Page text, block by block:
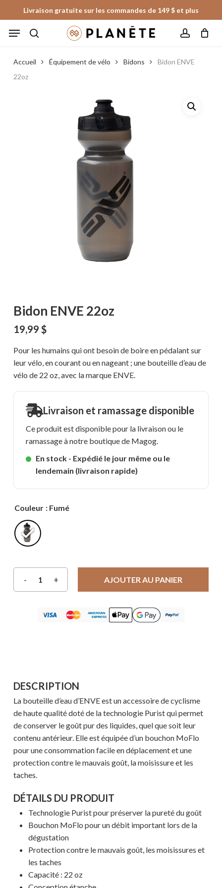
to
main
Livraison gratuite sur les commandes de 149 $ et plus
Menu
Fermer
le
panier
Accueil Équipement de vélo Bidons
Bidon ENVE
22oz
Bidon ENVE 22oz
19,99 $
Pour les humains qui ont besoin de boire en pédalant sur
leur vélo, en courant ou en nageant ; une bouteille d’eau de
vélo de 22 oz, avec la marque ENVE.
Livraison et ramassage disponible
Ce produit est disponible pour la livraison ou le
ramassage à notre boutique de Magog.
En stock - Expédié le jour même ou le
lendemain (livraison rapide)
Couleur : Fumé
AJOUTER AU PANIER
DESCRIPTION
La bouteille d’eau d’ENVE est un accessoire de cyclisme
de haute qualité doté de la technologie Purist qui permet
de conserver le goût pur des liquides, quel que soit leur
contenu antérieur. Elle est équipée d’un bouchon MoFlo
pour une consommation facile en déplacement et une
protection contre le mauvais goût, la moisissure et les
taches.
DÉTAILS DU PRODUIT
Technologie Purist pour préserver la pureté du goût
Bouchon MoFlo pour un débit important lors de la
dégustation
Protection contre le mauvais goût, les moisissures et
les taches
Capacité : 22 oz